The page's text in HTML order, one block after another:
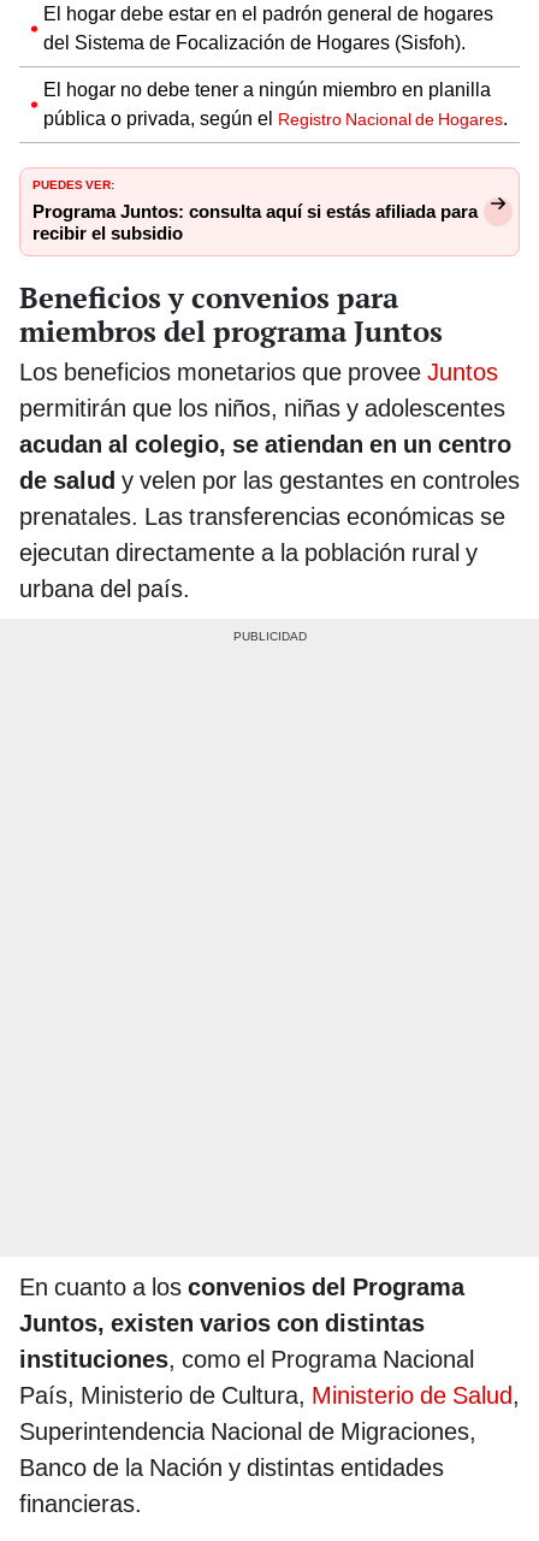
El hogar debe estar en el padrón general de hogares
del Sistema de Focalización de Hogares (Sisfoh).
El hogar no debe tener a ningún miembro en planilla
pública o privada, según el Registro Nacional de Hogares.
PUEDES VER:
Programa Juntos: consulta aquí si estás afiliada para
recibir el subsidio
Beneficios y convenios para
miembros del programa Juntos
Los beneficios monetarios que provee Juntos
permitirán que los niños, niñas y adolescentes
acudan al colegio, se atiendan en un centro
de salud y velen por las gestantes en controles
prenatales. Las transferencias económicas se
ejecutan directamente a la población rural y
urbana del país.
En cuanto a los convenios del Programa
Juntos, existen varios con distintas
instituciones, como el Programa Nacional
País, Ministerio de Cultura, Ministerio de Salud,
Superintendencia Nacional de Migraciones,
Banco de la Nación y distintas entidades
financieras.